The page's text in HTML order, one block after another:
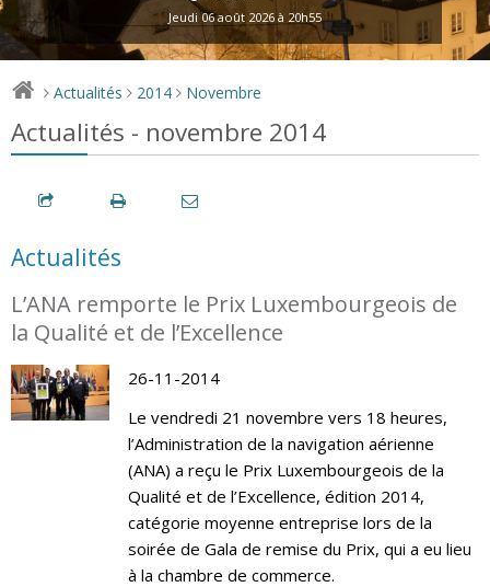
Jeudi 06 août 2026 à 20h55
> Actualités > 2014 > Novembre
Actualités - novembre 2014
Actualités
L’ANA remporte le Prix Luxembourgeois de
la Qualité et de l’Excellence
26-11-2014
Le vendredi 21 novembre vers 18 heures,
l’Administration de la navigation aérienne
(ANA) a reçu le Prix Luxembourgeois de la
Qualité et de l’Excellence, édition 2014,
catégorie moyenne entreprise lors de la
soirée de Gala de remise du Prix, qui a eu lieu
à la chambre de commerce.